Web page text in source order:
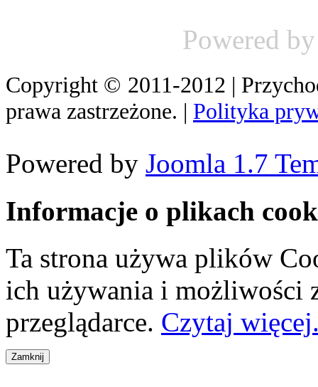
Powered
Copyright © 2011-2012 |
prawa zastrzeżone. | Polityka
Powered by Joomla 1.7
Informacje o plikach
Ta strona używa plików
ich używania i możliwości
przeglądarce. Czytaj